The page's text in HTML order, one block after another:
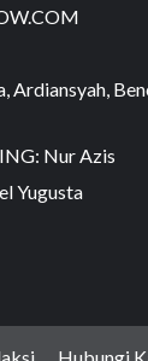
Ardiansyah,
Nur Azis
Yugusta